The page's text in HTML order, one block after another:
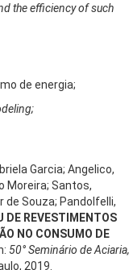
the efficiency of such
de energia;
Garcia; Angelico,
Moreira; Santos,
de Souza; Pandolfelli,
DE REVESTIMENTOS
NO CONSUMO DE
50° Seminário de Aciaria,
2019.